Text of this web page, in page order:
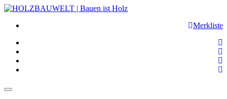
Merkliste